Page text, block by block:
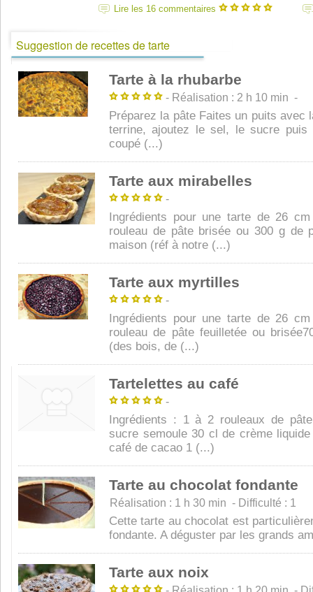
Lire les 16 commentaires
Suggestion de recettes de tarte
Tarte à la rhubarbe
- Réalisation : 2 h 10 min -
Préparez la pâte Faites un puits avec
terrine, ajoutez le sel, le sucre puis
coupé (...)
Tarte aux mirabelles
-
Ingrédients pour une tarte de 26
rouleau de pâte brisée ou 300 g de
maison (réf à notre (...)
Tarte aux myrtilles
-
Ingrédients pour une tarte de 26
rouleau de pâte feuilletée ou
(des bois, de (...)
Tartelettes au café
-
Ingrédients : 1 à 2 rouleaux de
sucre semoule 30 cl de crème
café de cacao 1 (...)
Tarte au chocolat fondante
Réalisation : 1 h 30 min - Difficulté : 1
Cette tarte au chocolat est
fondante. A déguster par les grands
Tarte aux noix